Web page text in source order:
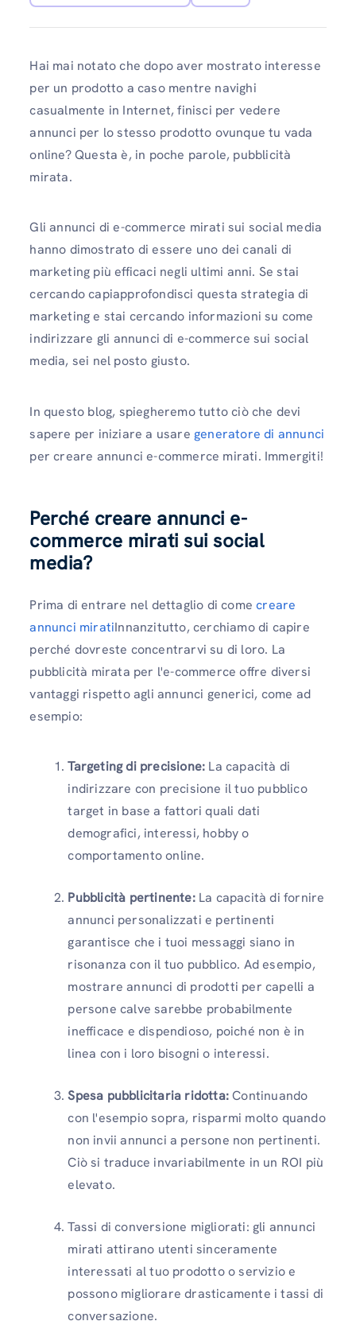
Hai mai notato che dopo aver mostrato interesse
per un prodotto a caso mentre navighi
casualmente in Internet, finisci per vedere
annunci per lo stesso prodotto ovunque tu vada
online? Questa è, in poche parole, pubblicità
mirata.
Gli annunci di e-commerce mirati sui social media
hanno dimostrato di essere uno dei canali di
marketing più efficaci negli ultimi anni. Se stai
cercando capiapprofondisci questa strategia di
marketing e stai cercando informazioni su come
indirizzare gli annunci di e-commerce sui social
media, sei nel posto giusto.
In questo blog, spiegheremo tutto ciò che devi
sapere per iniziare a usare generatore di annunci
per creare annunci e-commerce mirati. Immergiti!
Perché creare annunci e-
commerce mirati sui social
media?
Prima di entrare nel dettaglio di comecreare
annunci miratiInnanzitutto, cerchiamo di capire
perché dovreste concentrarvi su di loro. La
pubblicità mirata per l'e-commerce offre diversi
vantaggi rispetto agli annunci generici, come ad
esempio:
Targeting di precisione: La capacità di
indirizzare con precisione il tuo pubblico
target in base a fattori quali dati
demografici, interessi, hobby o
comportamento online.
Pubblicità pertinente:La capacità di fornire
annunci personalizzati e pertinenti
garantisce che i tuoi messaggi siano in
risonanza con il tuo pubblico. Ad esempio,
mostrare annunci di prodotti per capelli a
persone calve sarebbe probabilmente
inefficace e dispendioso, poiché non è in
linea con i loro bisogni o interessi.
Spesa pubblicitaria ridotta:Continuando
con l'esempio sopra, risparmi molto quando
non invii annunci a persone non pertinenti.
Ciò si traduce invariabilmente in un ROI più
elevato.
Tassi di conversione migliorati: gli annunci
mirati attirano utenti sinceramente
interessati al tuo prodotto o servizio e
possono migliorare drasticamente i tassi di
conversazione.